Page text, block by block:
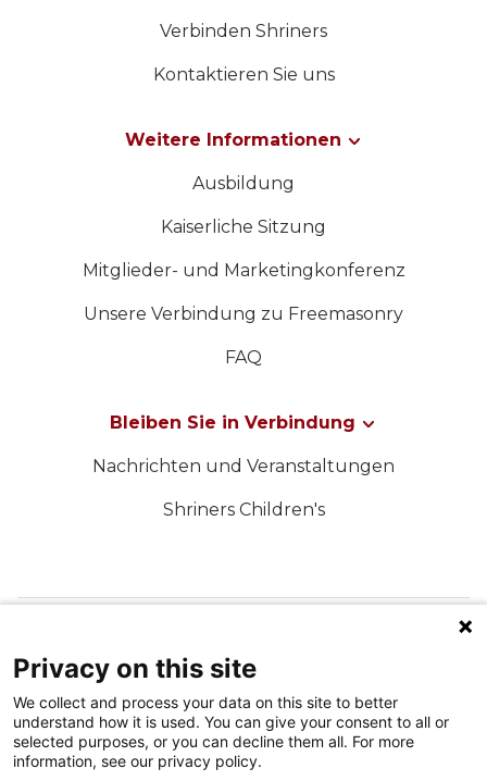
Verbinden Shriners
Kontaktieren Sie uns
Weitere Informationen
Ausbildung
Kaiserliche Sitzung
Mitglieder- und Marketingkonferenz
Unsere Verbindung zu Freemasonry
FAQ
Bleiben Sie in Verbindung
Nachrichten und Veranstaltungen
Shriners Children's
Privacy on this site
We collect and process your data on this site to better
understand how it is used. You can give your consent to all or
selected purposes, or you can decline them all. For more
information, see our privacy policy.